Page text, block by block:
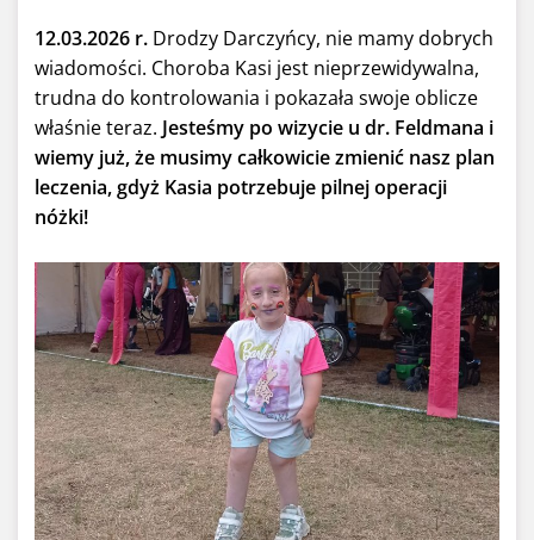
12.03.2026 r. Drodzy Darczyńcy, nie mamy dobrych
wiadomości. Choroba Kasi jest nieprzewidywalna,
trudna do kontrolowania i pokazała swoje oblicze
właśnie teraz. Jesteśmy po wizycie u dr. Feldmana i
wiemy już, że musimy całkowicie zmienić nasz plan
leczenia, gdyż Kasia potrzebuje pilnej operacji
nóżki!